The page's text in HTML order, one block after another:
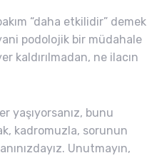
“daha etkilidir” demek
podolojik bir müdahale
kaldırılmadan, ne ilacın
yaşıyorsanız, bunu
kadromuzla, sorunun
Unutmayın,